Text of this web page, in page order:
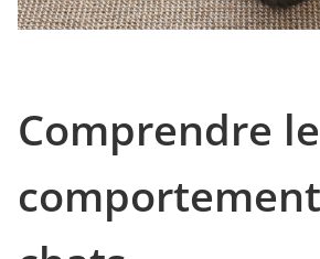
Comprendre le